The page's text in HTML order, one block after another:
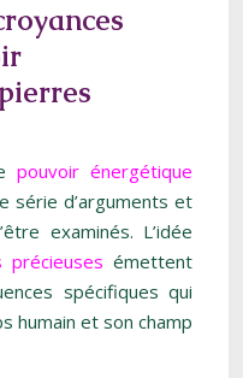
pouvoir énergétique
série d’arguments et
examinés. L’idée
précieusesémettent
spécifiques qui
humain et son champ